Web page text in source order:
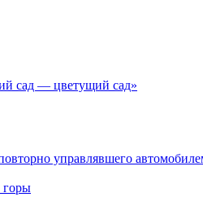
сад — цветущий сад»
управлявшего
горы